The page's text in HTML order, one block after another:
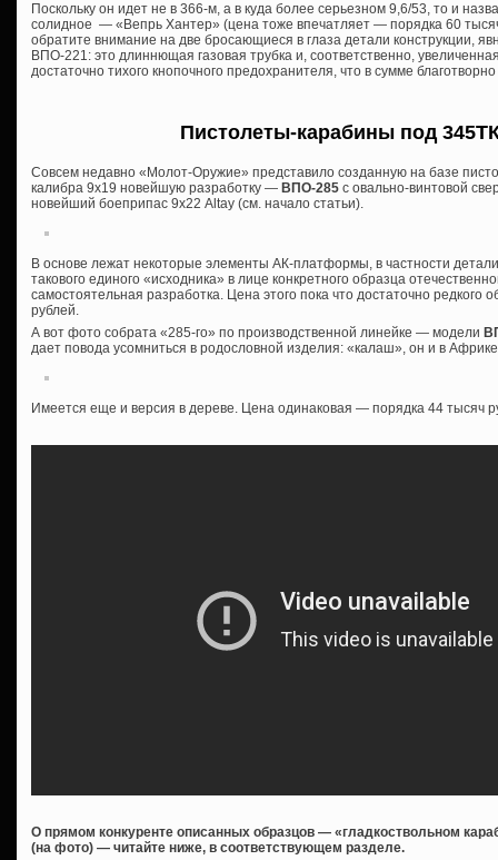
Поскольку он идет не в 366-м, а в куда более серьезном 9,6/53, то и
солидное — «Вепрь Хантер» (цена тоже впечатляет — порядка 60
обратите внимание на две бросающиеся в глаза детали конструкции,
ВПО-221: это длиннющая газовая трубка и, соответственно,
достаточно тихого кнопочного предохранителя, что в сумме
Пистолеты-карабины под
Совсем недавно «Молот-Оружие» представило созданную на базе
калибра 9х19 новейшую разработку — ВПО-285 с овально-винтовой
новейший боеприпас 9х22 Altay (см. начало статьи).
В основе лежат некоторые элементы АК-платформы, в частности
такового единого «исходника» в лице конкретного образца
самостоятельная разработка. Цена этого пока что достаточно редкого
рублей.
А вот фото собрата «285-го» по производственной линейке — модели
дает повода усомниться в родословной изделия: «калаш», он и в
Имеется еще и версия в дереве. Цена одинаковая — порядка 44 тысяч
О прямом конкуренте описанных образцов — «гладкоствольном
(на фото) — читайте ниже, в соответствующем разделе.